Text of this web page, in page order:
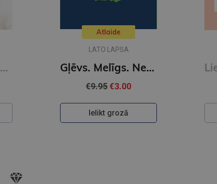
No Romas līdz Vecpiebalgai
Atlaide
LATO LAPSA
Gļēvs. Melīgs. Nelietīgs. Noziedznieks
€9.95€3.00
Ielikt grozā